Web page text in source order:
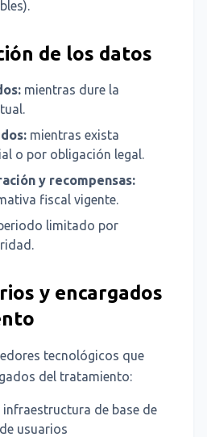
de los datos
mientras dure la
mientras exista
o por obligación legal.
y recompensas:
fiscal vigente.
limitado por
y encargados
tecnológicos que
del tratamiento:
infraestructura de base de
usuarios